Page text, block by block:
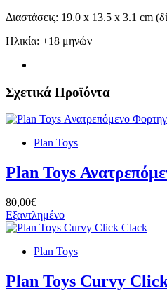
Διαστάσεις: 19.0 x 13.5 x 3.1 cm
Ηλικία: +18 μηνών
Σχετικά Προϊόντα
Plan Toys
Plan Toys
80,00€
Εξαντλημένο
Plan Toys
Plan Toys Curvy